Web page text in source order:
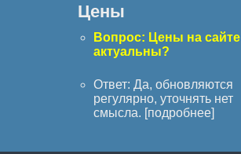
Цены
Вопрос: Цены на сайте
актуальны?
Ответ: Да, обновляются
регулярно, уточнять нет
смысла. [подробнее]